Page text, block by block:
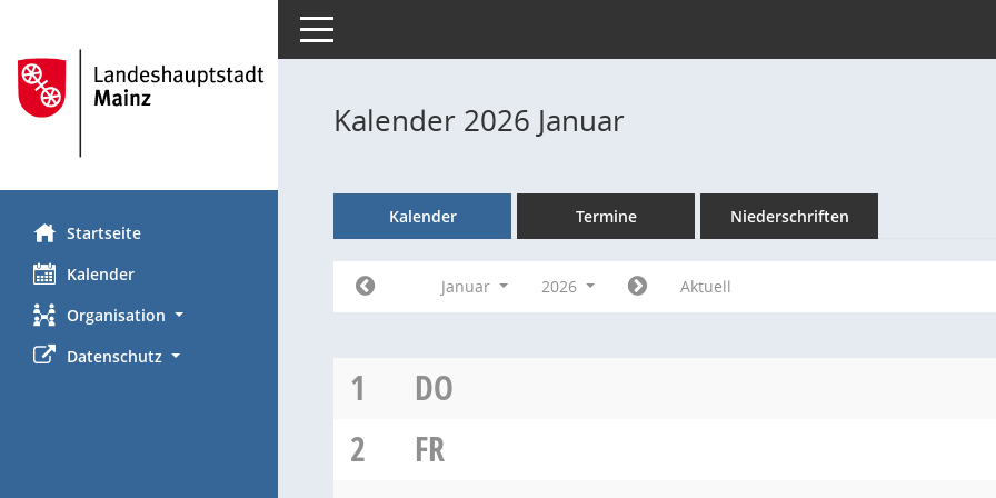
Startseite
Kalender
Organisation
Datenschutz
Toggle navigation
Kalender 2026 Januar
Kalender Termine Niederschriften
Januar 2026 Aktuell
1
DO
2
FR